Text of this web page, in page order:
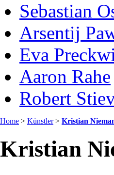
Sebastian
Arsentij
Eva
Aaron Rahe
Robert
Home > Künstler > Kristian
Kristian